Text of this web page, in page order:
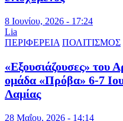
8 Ιουνίου, 2026 - 17:24
Lia
ΠΕΡΙΦΕΡΕΙΑ ΠΟΛΙΤΙΣΜΟΣ
«Εξουσιάζουσες» του
ομάδα «Πρόβα» 6-7
Λαμίας
28 Μαΐου, 2026 - 14:14